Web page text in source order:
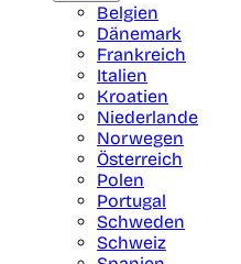
Belgien
Dänemark
Frankreich
Italien
Kroatien
Niederlande
Norwegen
Österreich
Polen
Portugal
Schweden
Schweiz